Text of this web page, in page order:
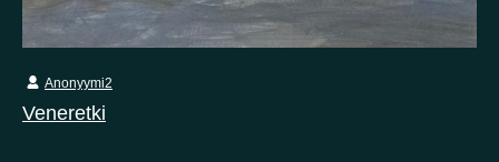
Veneretki
Anonyymi2